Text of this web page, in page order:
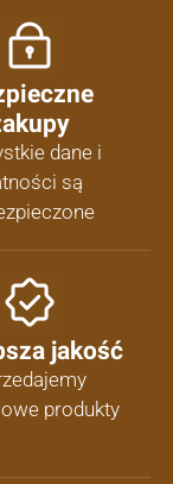
dane i
są
jakość
produkty